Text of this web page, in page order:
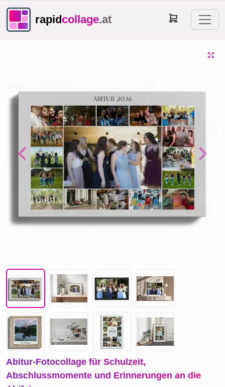
rapidcollage.at
Previous Next
Abitur-Fotocollage für Schulzeit,
Abschlussmomente und Erinnerungen an die